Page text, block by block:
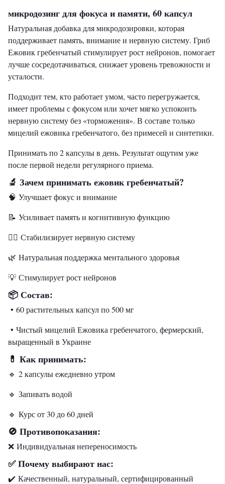
микродозинг для фокуса и памяти, 60 капсул
Натуральная добавка для микродозировки, которая
поддерживает память, внимание и нервную систему. Гриб
Ежовик гребенчатый стимулирует рост нейронов, помогает
лучше сосредотачиваться, снижает уровень тревожности и
усталости.
Подходит тем, кто работает умом, часто перегружается,
имеет проблемы с фокусом или хочет мягко успокоить
нервную систему без «торможения». В составе только
мицелий ежовика гребенчатого, без примесей и синтетики.
Принимать по 2 капсулы в день. Результат ощутим уже
после первой недели регулярного приема.
🔬 Зачем принимать ежовик гребенчатый?
🧠 Улучшает фокус и внимание
📝 Усиливает память и когнитивную функцию
🧘‍♀️ Стабилизирует нервную систему
🌿 Натуральная поддержка ментального здоровья
💡 Стимулирует рост нейронов
📦 Состав:
• 60 растительных капсул по 500 мг
• Чистый мицелий Ежовика гребенчатого, фермерский,
выращенный в Украине
💊 Как принимать:
🔹 2 капсулы ежедневно утром
🔹 Запивать водой
🔹 Курс от 30 до 60 дней
🚫 Противопоказания:
❌ Индивидуальная непереносимость
✅Почему выбирают нас:
✔️ Качественный, натуральный, сертифицированный